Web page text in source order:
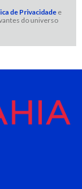
de Privacidade e
do universo